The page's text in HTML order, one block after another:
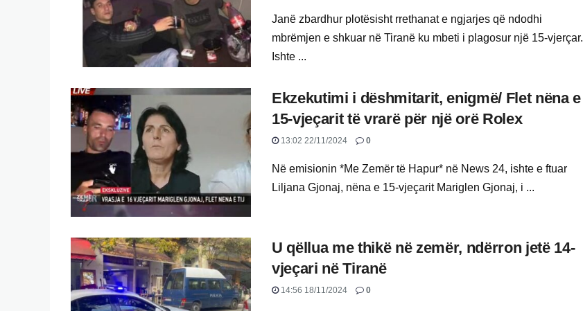
Janë zbardhur plotësisht rrethanat e ngjarjes që ndodhi
mbrëmjen e shkuar në Tiranë ku mbeti i plagosur një 15-vjerçar.
Ishte ...
Ekzekutimi i dëshmitarit, enigmë/ Flet nëna e
15-vjeçarit të vrarë për një orë Rolex
13:02 22/11/2024 0
Në emisionin *Me Zemër të Hapur* në News 24, ishte e ftuar
Liljana Gjonaj, nëna e 15-vjeçarit Mariglen Gjonaj, i ...
U qëllua me thikë në zemër, ndërron jetë 14-
vjeçari në Tiranë
14:56 18/11/2024 0